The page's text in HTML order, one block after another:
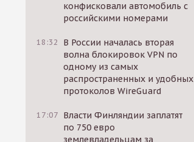
конфисковали автомобиль с
российскими номерами
18:32
В России началась вторая
волна блокировок VPN по
одному из самых
распространенных и удобных
протоколов WireGuard
17:07 Власти Финляндии заплатят
по 750 евро
землевладельцам за